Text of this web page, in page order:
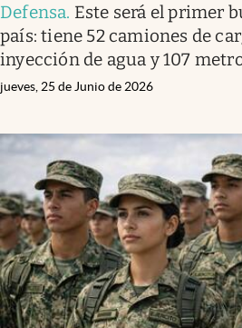
Defensa. Este será el primer
país: tiene 52 camiones de
inyección de agua y 107
jueves, 25 de Junio de 2026